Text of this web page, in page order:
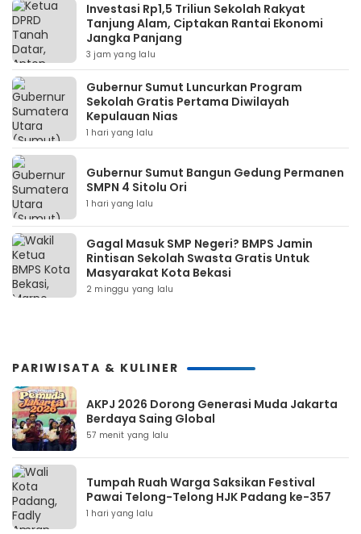
Investasi Rp1,5 Triliun Sekolah Rakyat
Tanjung Alam, Ciptakan Rantai Ekonomi
Jangka Panjang
3 jam yang lalu
Gubernur Sumut Luncurkan Program
Sekolah Gratis Pertama Diwilayah
Kepulauan Nias
1 hari yang lalu
Gubernur Sumut Bangun Gedung Permanen
SMPN 4 Sitolu Ori
1 hari yang lalu
Gagal Masuk SMP Negeri? BMPS Jamin
Rintisan Sekolah Swasta Gratis Untuk
Masyarakat Kota Bekasi
2 minggu yang lalu
PARIWISATA & KULINER
AKPJ 2026 Dorong Generasi Muda Jakarta
Berdaya Saing Global
57 menit yang lalu
Tumpah Ruah Warga Saksikan Festival
Pawai Telong-Telong HJK Padang ke-357
1 hari yang lalu